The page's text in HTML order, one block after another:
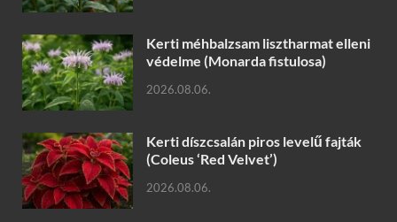
Kerti méhbalzsam lisztharmat elleni
védelme (Monarda fistulosa)
2026.08.06.
Kerti díszcsalán piros levelű fajták
(Coleus ‘Red Velvet’)
2026.08.06.